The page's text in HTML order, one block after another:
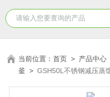
当前位置：首页 > 产品中心
釜 >